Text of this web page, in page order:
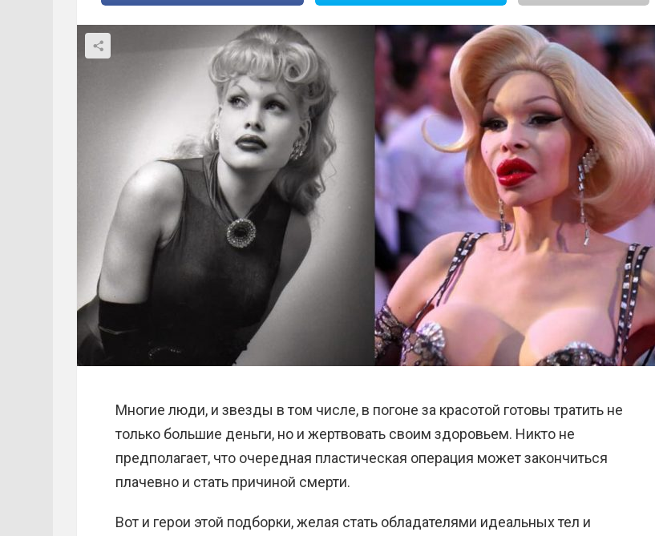
Многие люди, и звезды в том числе, в погоне за красотой готовы тратить не
только большие деньги, но и жертвовать своим здоровьем. Никто не
предполагает, что очередная пластическая операция может закончиться
плачевно и стать причиной смерти.
Вот и герои этой подборки, желая стать обладателями идеальных тел и